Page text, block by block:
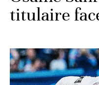
titulaire